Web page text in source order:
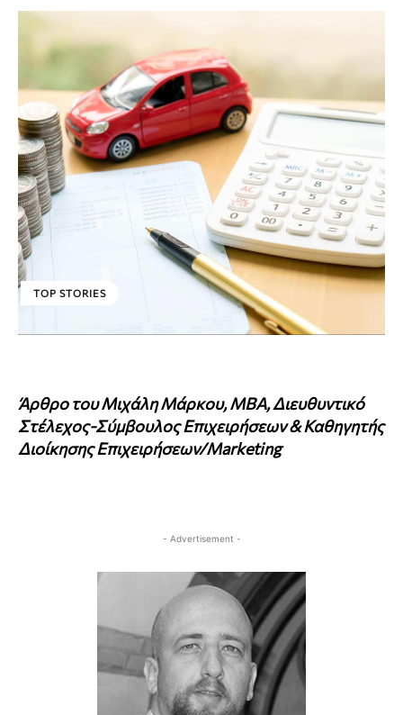
TOP STORIES
Άρθρο του Μιχάλη Μάρκου, MBA,Διευθυντικό
Στέλεχος-Σύμβουλος Επιχειρήσεων& Καθηγητής
Διοίκησης Επιχειρήσεων/Marketing
- Advertisement -